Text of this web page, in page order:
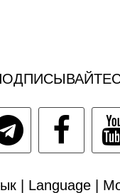
| Language |